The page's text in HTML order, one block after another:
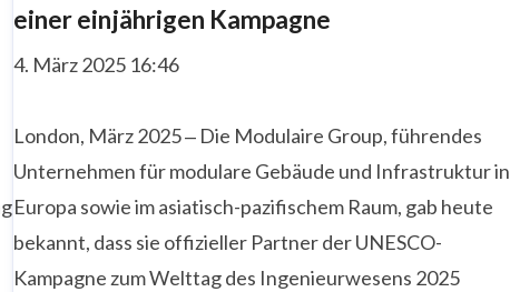
einer einjährigen Kampagne
4. März 2025 16:46
London, März 2025 ‒ Die Modulaire Group, führendes
Unternehmen für modulare Gebäude und Infrastruktur in
Europa sowie im asiatisch-pazifischem Raum, gab heute
bekannt, dass sie offizieller Partner der UNESCO-
Kampagne zum Welttag des Ingenieurwesens 2025